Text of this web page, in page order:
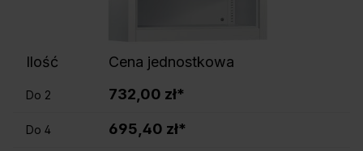
Ilość Cena jednostkowa
Do 2 732,00 zł*
Do 4 695,40 zł*